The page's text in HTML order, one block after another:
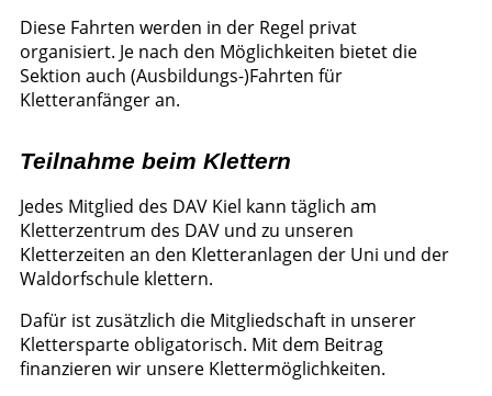
Diese Fahrten werden in der Regel privat
organisiert. Je nach den Möglichkeiten bietet die
Sektion auch (Ausbildungs-)Fahrten für
Kletteranfänger an.
Teilnahme beim Klettern
Jedes Mitglied des DAV Kiel kann täglich am
Kletterzentrum des DAV und zu unseren
Kletterzeiten an den Kletteranlagen der Uni und der
Waldorfschule klettern.
Dafür ist zusätzlich die Mitgliedschaft in unserer
Klettersparte obligatorisch. Mit dem Beitrag
finanzieren wir unsere Klettermöglichkeiten.